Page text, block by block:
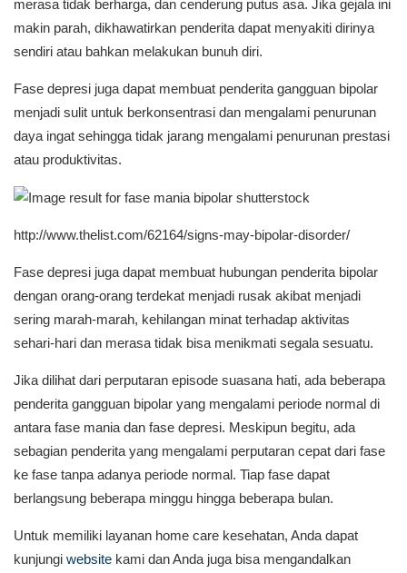
merasa tidak berharga, dan cenderung putus asa. Jika gejala ini
makin parah, dikhawatirkan penderita dapat menyakiti dirinya
sendiri atau bahkan melakukan bunuh diri.
Fase depresi juga dapat membuat penderita gangguan bipolar
menjadi sulit untuk berkonsentrasi dan mengalami penurunan
daya ingat sehingga tidak jarang mengalami penurunan prestasi
atau produktivitas.
http://www.thelist.com/62164/signs-may-bipolar-disorder/
Fase depresi juga dapat membuat hubungan penderita bipolar
dengan orang-orang terdekat menjadi rusak akibat menjadi
sering marah-marah, kehilangan minat terhadap aktivitas
sehari-hari dan merasa tidak bisa menikmati segala sesuatu.
Jika dilihat dari perputaran episode suasana hati, ada beberapa
penderita gangguan bipolar yang mengalami periode normal di
antara fase mania dan fase depresi. Meskipun begitu, ada
sebagian penderita yang mengalami perputaran cepat dari fase
ke fase tanpa adanya periode normal. Tiap fase dapat
berlangsung beberapa minggu hingga beberapa bulan.
Untuk memiliki layanan home care kesehatan, Anda dapat
kunjungi website kami dan Anda juga bisa mengandalkan